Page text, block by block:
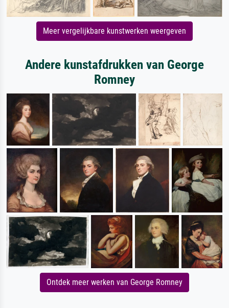
Meer vergelijkbare kunstwerken weergeven
Andere kunstafdrukken van George
Romney
Ontdek meer werken van George Romney